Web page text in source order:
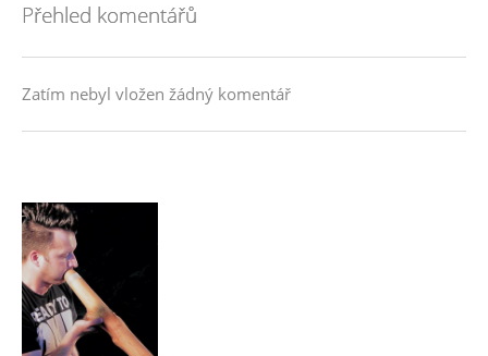
Přehled komentářů
Zatím nebyl vložen žádný komentář